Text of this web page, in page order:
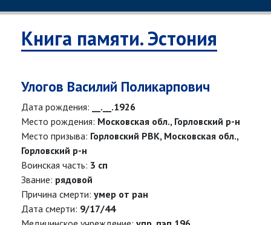
Книга памяти. Эстония
Улогов Василий Поликарпович
Дата рождения:
__.__.1926
Место рождения: Московская обл., Горловский р-н
Место призыва: Горловский РВК, Московская обл.,
Горловский р-н
Воинская часть: 3 сп
Звание: рядовой
Причина смерти: умер от ран
Дата смерти: 9/17/44